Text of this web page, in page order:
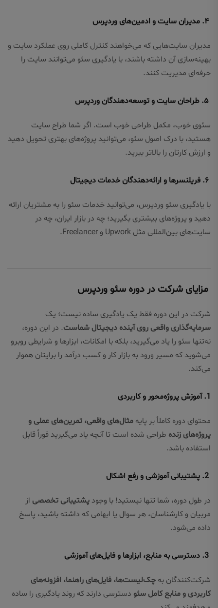
مدیران سایت‌هایی که می‌خواهند کنترل کاملی روی عملکرد سایت و
بهینه‌سازی آن داشته باشند، با یادگیری سئو می‌توانند سایت را
حرفه‌ای مدیریت کنند.
سئوی خوب، مکمل طراحی خوب است. اگر شما طراح سایت
هستید، با درک اصول سئو، می‌توانید پروژه‌های بهتری تحویل دهید
و ارزش کارتان را بالاتر ببرید.
با یادگیری سئو وردپرس، می‌توانید خدمات سئو را به مشتریان ارائه
دهید و پروژه‌های بیشتری بگیرید؛ چه در بازار ایران، چه در
سایت‌های بین‌المللی مثل Upwork و Freelancer.
مزایای شرکت در دوره سئو وردپرس
شرکت در این دوره فقط یک یادگیری ساده نیست؛ یک
سرمایه‌گذاری واقعی روی آینده دیجیتال شماست. در این دوره،
نه‌تنها سئو را یاد می‌گیرید، بلکه با امکانات، ابزارها و شرایطی روبرو
می‌شوید که مسیر ورود به بازار کار و کسب درآمد را برایتان هموار
می‌کند.
1. آموزش پروژه‌محور و کاربردی
محتوای دوره کاملاً بر پایه مثال‌های واقعی، تمرین‌های عملی و
پروژه‌های زنده طراحی شده است تا آنچه یاد می‌گیرید فوراً قابل
استفاده باشد.
در طول دوره، شما تنها نیستید! با وجود پشتیبانی تخصصی از
مربیان و کارشناسان، هر سوال یا ابهامی که داشته باشید، پاسخ
داده می‌شود.
شرکت‌کنندگان به چک‌لیست‌ها، فایل‌های راهنما، افزونه‌های
کاربردی و منابع کامل سئو دسترسی دارند که روند یادگیری را ساده